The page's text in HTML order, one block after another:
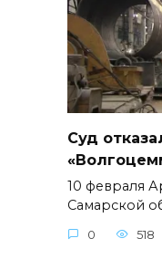
Суд
10 февраля
Самарской
0 518